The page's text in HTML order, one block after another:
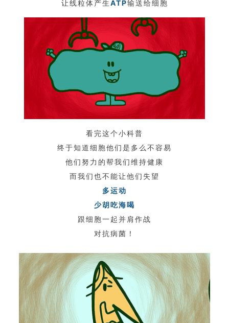
让线粒体产生ATP输送给细胞
看完这个小科普
终于知道细胞他们是多么不容易
他们努力的帮我们维持健康
而我们也不能让他们失望
多运动
少胡吃海喝
跟细胞一起并肩作战
对抗病菌！